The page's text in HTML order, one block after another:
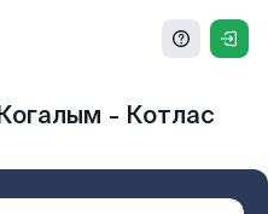
- Котлас